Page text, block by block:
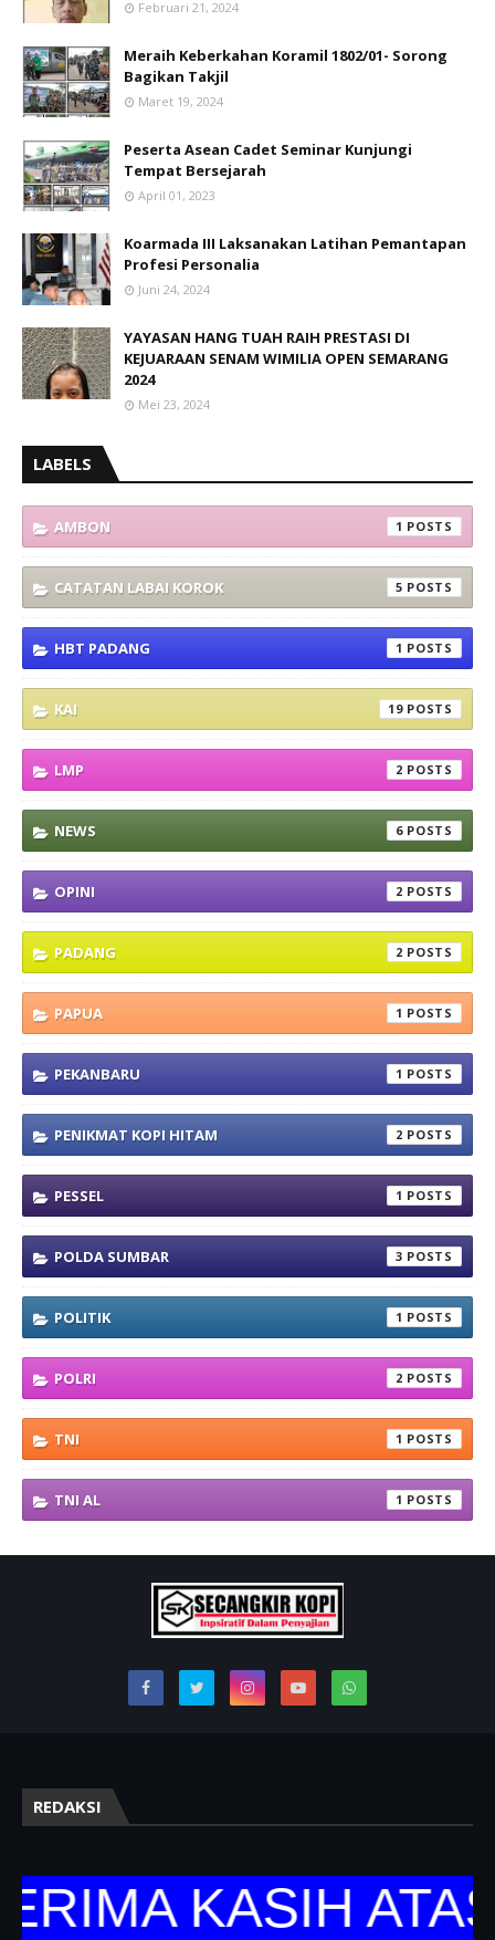
Februari 21, 2024
Meraih Keberkahan Koramil 1802/01- Sorong
Bagikan Takjil
Maret 19, 2024
Peserta Asean Cadet Seminar Kunjungi
Tempat Bersejarah
April 01, 2023
Koarmada III Laksanakan Latihan Pemantapan
Profesi Personalia
Juni 24, 2024
YAYASAN HANG TUAH RAIH PRESTASI DI
KEJUARAAN SENAM WIMILIA OPEN SEMARANG
2024
Mei 23, 2024
LABELS
AMBON 1
CATATAN LABAI KOROK 5
HBT PADANG 1
KAI 19
LMP 2
NEWS 6
OPINI 2
PADANG 2
PAPUA 1
PEKANBARU 1
PENIKMAT KOPI HITAM 2
PESSEL 1
POLDA SUMBAR 3
POLITIK 1
POLRI 2
TNI 1
TNI AL 1
REDAKSI
KASIH ATAS